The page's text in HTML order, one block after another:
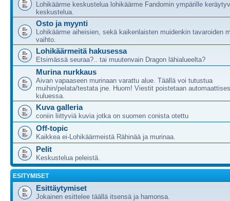
Lohikäärme keskustelua lohikäärme Fandomin ympärille
keskustelua.
Osto ja myynti
Lohikäärme aiheisien, sekä kaikenlaisten muidenkin tavaroiden
vaihto.
Lohikäärmeitä hakusessa
Etsimässä seuraa?.. tai muutenvain Dragon lähialueelta?
Murina nurkkaus
Aivan vapaaseen murinaan varattu alue. Täällä voi tutustua
muihin/pelata/testata jne. Huom! Viestit poistetaan
kuluessa.
Kuva galleria
coniin liittyviä kuvia jotka on suomen conista otettu
Off-topic
Kaikkea ei-Lohikäärmeistä Rähinää ja murinaa.
Pelit
Keskustelua peleistä.
ESITYMISET
Esittäytymiset
Jokainen esittelee täällä itsensä ja hamonsa.